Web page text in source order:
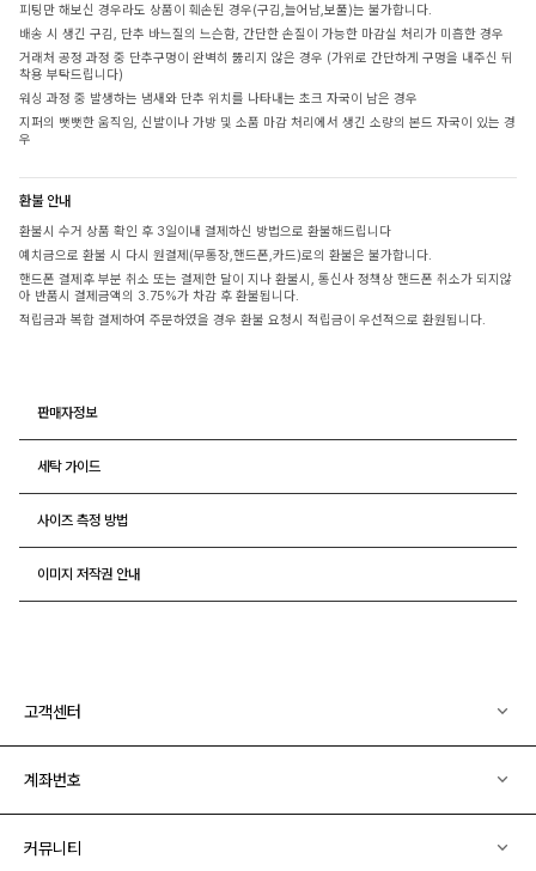
피팅만 해보신 경우라도 상품이 훼손된 경우(구김,늘어남,보풀)는 불가합니다.
배송 시 생긴 구김, 단추 바느질의 느슨함, 간단한 손질이 가능한 마감실 처리가 미흡한 경우
거래처 공정 과정 중 단추구멍이 완벽히 뚫리지 않은 경우 (가위로 간단하게 구멍을 내주신 뒤
착용 부탁드립니다)
워싱 과정 중 발생하는 냄새와 단추 위치를 나타내는 초크 자국이 남은 경우
지퍼의 뻣뻣한 움직임, 신발이나 가방 및 소품 마감 처리에서 생긴 소량의 본드 자국이 있는 경
우
환불 안내
환불시 수거 상품 확인 후 3일이내 결제하신 방법으로 환불해드립니다
예치금으로 환불 시 다시 원결제(무통장,핸드폰,카드)로의 환불은 불가합니다.
핸드폰 결제후 부분 취소 또는 결제한 달이 지나 환불시, 통신사 정책상 핸드폰 취소가 되지않
아 반품시 결제금액의 3.75%가 차감 후 환불됩니다.
적립금과 복합 결제하여 주문하였을 경우 환불 요청시 적립금이 우선적으로 환원됩니다.
판매자정보
세탁 가이드
사이즈 측정 방법
이미지 저작권 안내
고객센터
계좌번호
커뮤니티